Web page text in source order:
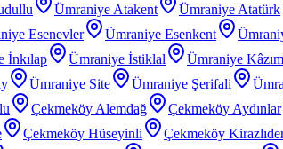
Ümraniye Atakent Ümraniye Atatürk
Esenevler Ümraniye Esenkent
İnkılap Ümraniye İstiklal Ümraniye
Ümraniye Site Ümraniye Şerifali
Çekmeköy Alemdağ Çekmeköy Aydınlar
Çekmeköy Hüseyinli Çekmeköy